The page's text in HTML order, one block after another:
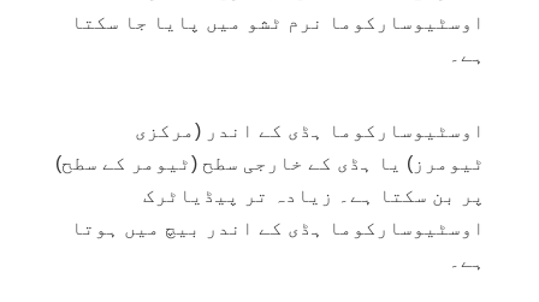
اوسٹیوسارکوما نرم ٹشو میں پایا جا سکتا
ہے۔
اوسٹیوسارکوما ہڈی کے اندر (مرکزی
ٹیومرز) یا ہڈی کے خارجی سطح (ٹیومر کے سطح)
پر بن سکتا ہے۔ زیادہ تر پیڈیاٹرک
اوسٹیوسارکوما ہڈی کے اندر بیچ میں ہوتا
ہے۔